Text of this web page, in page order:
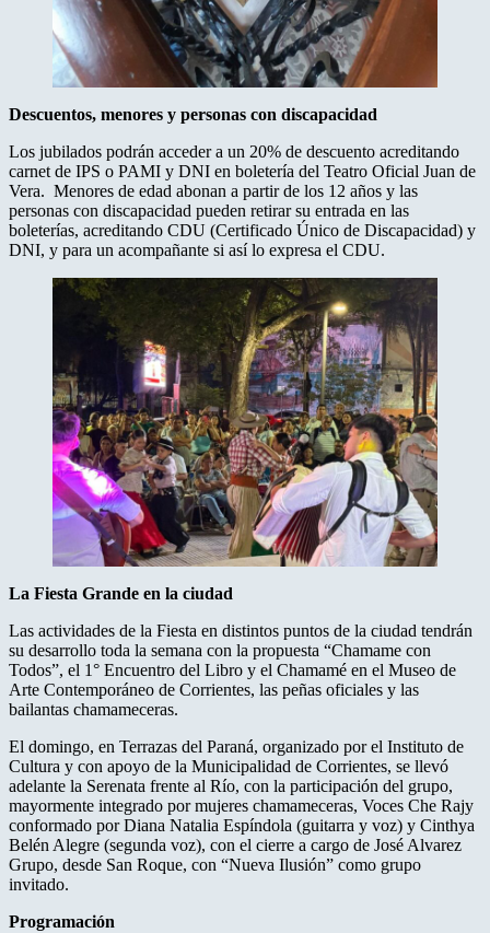
Descuentos, menores y personas con discapacidad
Los jubilados podrán acceder a un 20% de descuento acreditando
carnet de IPS o PAMI y DNI en boletería del Teatro Oficial Juan de
Vera. Menores de edad abonan a partir de los 12 años y las
personas con discapacidad pueden retirar su entrada en las
boleterías, acreditando CDU (Certificado Único de Discapacidad) y
DNI, y para un acompañante si así lo expresa el CDU.
La Fiesta Grande en la ciudad
Las actividades de la Fiesta en distintos puntos de la ciudad tendrán
su desarrollo toda la semana con la propuesta “Chamame con
Todos”, el 1° Encuentro del Libro y el Chamamé en el Museo de
Arte Contemporáneo de Corrientes, las peñas oficiales y las
bailantas chamameceras.
El domingo, en Terrazas del Paraná, organizado por el Instituto de
Cultura y con apoyo de la Municipalidad de Corrientes, se llevó
adelante la Serenata frente al Río, con la participación del grupo,
mayormente integrado por mujeres chamameceras, Voces Che Rajy
conformado por Diana Natalia Espíndola (guitarra y voz) y Cinthya
Belén Alegre (segunda voz), con el cierre a cargo de José Alvarez
Grupo, desde San Roque, con “Nueva Ilusión” como grupo
invitado.
Programación